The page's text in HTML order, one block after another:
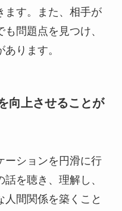
ます。また、相手が
問題点を見つけ、
ります。
向上させることが
ーションを円滑に行
を聴き、理解し、
間関係を築くこと